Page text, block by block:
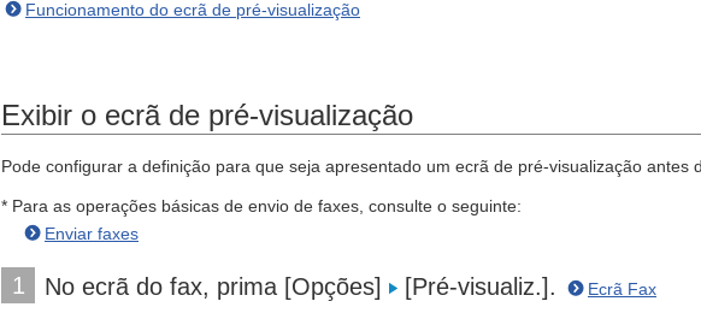
Funcionamento do ecrã de pré-visualização
Exibir o ecrã de pré-visualização
Pode configurar a definição para que seja apresentado um ecrã de pré-visualização antes
* Para as operações básicas de envio de faxes, consulte o seguinte:
Enviar faxes
1 No ecrã do fax, prima [Opções] [Pré-visualiz.]. Ecrã Fax